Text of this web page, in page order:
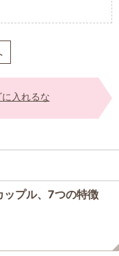
入れるな
ップル、7つの特徴